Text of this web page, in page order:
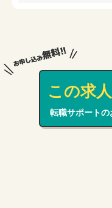
この求
転職サポート